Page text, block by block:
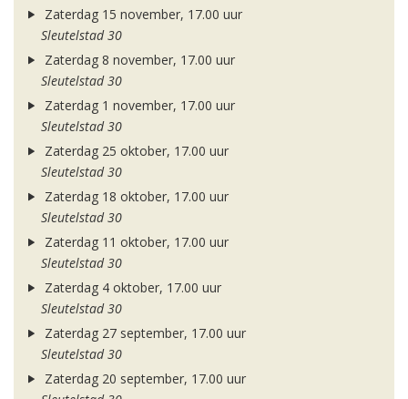
Zaterdag 15 november, 17.00 uur
Sleutelstad 30
Zaterdag 8 november, 17.00 uur
Sleutelstad 30
Zaterdag 1 november, 17.00 uur
Sleutelstad 30
Zaterdag 25 oktober, 17.00 uur
Sleutelstad 30
Zaterdag 18 oktober, 17.00 uur
Sleutelstad 30
Zaterdag 11 oktober, 17.00 uur
Sleutelstad 30
Zaterdag 4 oktober, 17.00 uur
Sleutelstad 30
Zaterdag 27 september, 17.00 uur
Sleutelstad 30
Zaterdag 20 september, 17.00 uur